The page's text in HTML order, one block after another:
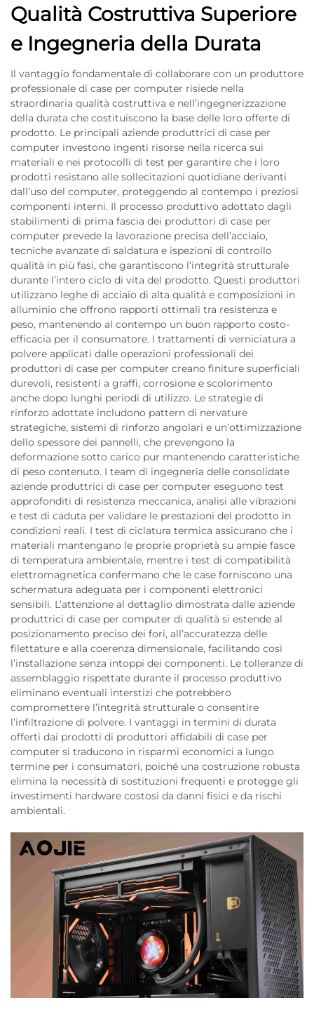
Qualità Costruttiva Superiore
e Ingegneria della Durata
Il vantaggio fondamentale di collaborare con un produttore
professionale di case per computer risiede nella
straordinaria qualità costruttiva e nell’ingegnerizzazione
della durata che costituiscono la base delle loro offerte di
prodotto. Le principali aziende produttrici di case per
computer investono ingenti risorse nella ricerca sui
materiali e nei protocolli di test per garantire che i loro
prodotti resistano alle sollecitazioni quotidiane derivanti
dall’uso del computer, proteggendo al contempo i preziosi
componenti interni. Il processo produttivo adottato dagli
stabilimenti di prima fascia dei produttori di case per
computer prevede la lavorazione precisa dell’acciaio,
tecniche avanzate di saldatura e ispezioni di controllo
qualità in più fasi, che garantiscono l’integrità strutturale
durante l’intero ciclo di vita del prodotto. Questi produttori
utilizzano leghe di acciaio di alta qualità e composizioni in
alluminio che offrono rapporti ottimali tra resistenza e
peso, mantenendo al contempo un buon rapporto costo-
efficacia per il consumatore. I trattamenti di verniciatura a
polvere applicati dalle operazioni professionali dei
produttori di case per computer creano finiture superficiali
durevoli, resistenti a graffi, corrosione e scolorimento
anche dopo lunghi periodi di utilizzo. Le strategie di
rinforzo adottate includono pattern di nervature
strategiche, sistemi di rinforzo angolari e un’ottimizzazione
dello spessore dei pannelli, che prevengono la
deformazione sotto carico pur mantenendo caratteristiche
di peso contenuto. I team di ingegneria delle consolidate
aziende produttrici di case per computer eseguono test
approfonditi di resistenza meccanica, analisi alle vibrazioni
e test di caduta per validare le prestazioni del prodotto in
condizioni reali. I test di ciclatura termica assicurano che i
materiali mantengano le proprie proprietà su ampie fasce
di temperatura ambientale, mentre i test di compatibilità
elettromagnetica confermano che le case forniscono una
schermatura adeguata per i componenti elettronici
sensibili. L’attenzione al dettaglio dimostrata dalle aziende
produttrici di case per computer di qualità si estende al
posizionamento preciso dei fori, all’accuratezza delle
filettature e alla coerenza dimensionale, facilitando così
l’installazione senza intoppi dei componenti. Le tolleranze di
assemblaggio rispettate durante il processo produttivo
eliminano eventuali interstizi che potrebbero
compromettere l’integrità strutturale o consentire
l’infiltrazione di polvere. I vantaggi in termini di durata
offerti dai prodotti di produttori affidabili di case per
computer si traducono in risparmi economici a lungo
termine per i consumatori, poiché una costruzione robusta
elimina la necessità di sostituzioni frequenti e protegge gli
investimenti hardware costosi da danni fisici e da rischi
ambientali.